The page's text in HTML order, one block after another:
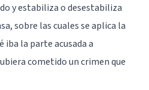
y estabiliza o desestabiliza
sobre las cuales se aplica la
iba la parte acusada a
cometido un crimen que